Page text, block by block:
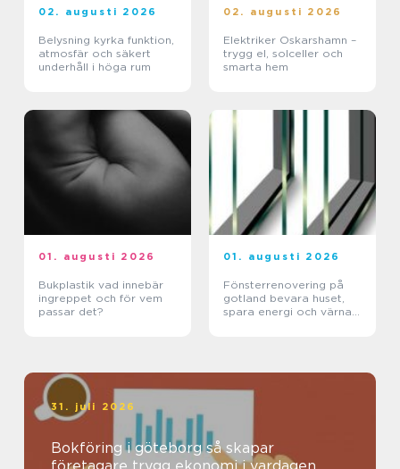
02. augusti 2026
Belysning kyrka funktion,
atmosfär och säkert
underhåll i höga rum
02. augusti 2026
Elektriker Oskarshamn –
trygg el, solceller och
smarta hem
01. augusti 2026
Bukplastik vad innebär
ingreppet och för vem
passar det?
01. augusti 2026
Fönsterrenovering på
gotland bevara huset,
spara energi och värna
31. juli 2026
Bokföring i göteborg så skapar